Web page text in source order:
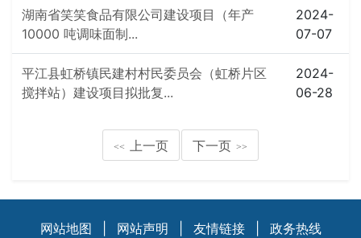
湖南省笑笑食品有限公司建设项目（年产
10000 吨调味面制...
2024-
07-07
平江县虹桥镇民建村村民委员会（虹桥片区
搅拌站）建设项目拟批复...
2024-
06-28
<< 上一页 下一页 >>
网站地图 网站声明 友情链接 政务热线